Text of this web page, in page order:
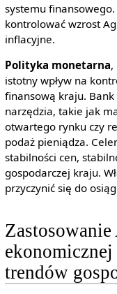
systemu
kontrolować wzrost
inflacyjne.
Polityka monetarna,
istotny wpływ na
finansową kraju.
narzędzia, takie jak
otwartego rynku czy
podaż pieniądza.
stabilności cen,
gospodarczej kraju.
przyczynić się do
trendów